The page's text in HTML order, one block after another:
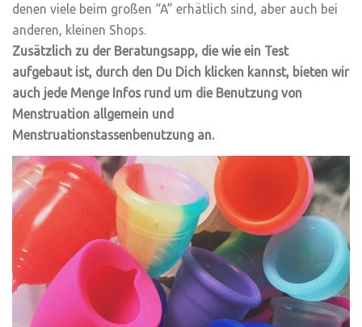
denen viele beim großen “A” erhätlich sind, aber auch bei
anderen, kleinen Shops.
Zusätzlich zu der Beratungsapp, die wie ein Test
aufgebaut ist, durch den Du Dich klicken kannst, bieten wir
auch jede Menge Infos rund um die Benutzung von
Menstruation allgemein und
Menstruationstassenbenutzung an.